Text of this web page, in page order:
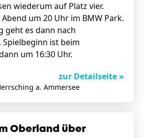
wiederum auf Platz vier.
um 20 Uhr im BMW Park.
geht es dann nach
ist beim
um 16:30 Uhr.
zur Detailseite »
a. Ammersee
Oberland über